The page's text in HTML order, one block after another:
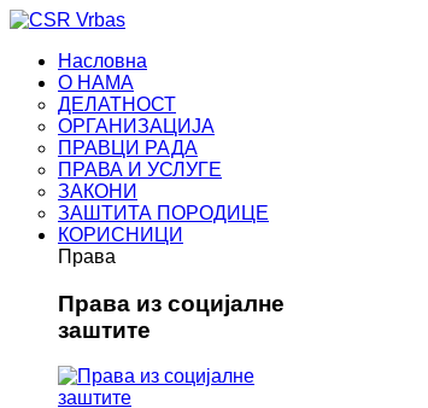
Насловна
О НАМА
ДЕЛАТНОСТ
ОРГАНИЗАЦИЈА
ПРАВЦИ РАДА
ПРАВА И УСЛУГЕ
ЗАКОНИ
ЗАШТИТА ПОРОДИЦЕ
КОРИСНИЦИ
Права
Права из социјалне
заштите